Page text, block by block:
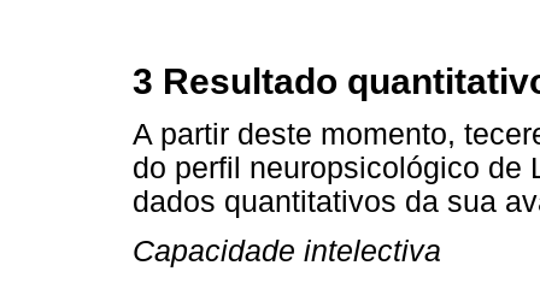
3 Resultado
A partir deste momento,
do perfil neuropsicológico de
dados quantitativos da sua
Capacidade intelectiva